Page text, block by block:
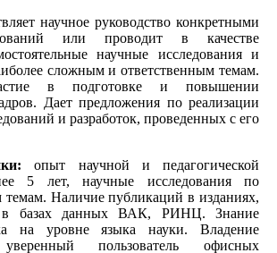
научное руководство конкретными
или проводит в качестве
научные исследования и
сложным и ответственным темам.
в подготовке и повышении
Дает предложения по реализации
и разработок, проведенных с его
опыт научной и педагогической
5 лет, научные исследования по
темам. Наличие публикаций в изданиях,
в базах данных ВАК, РИНЦ. Знание
на уровне языка науки. Владение
пользователь офисных